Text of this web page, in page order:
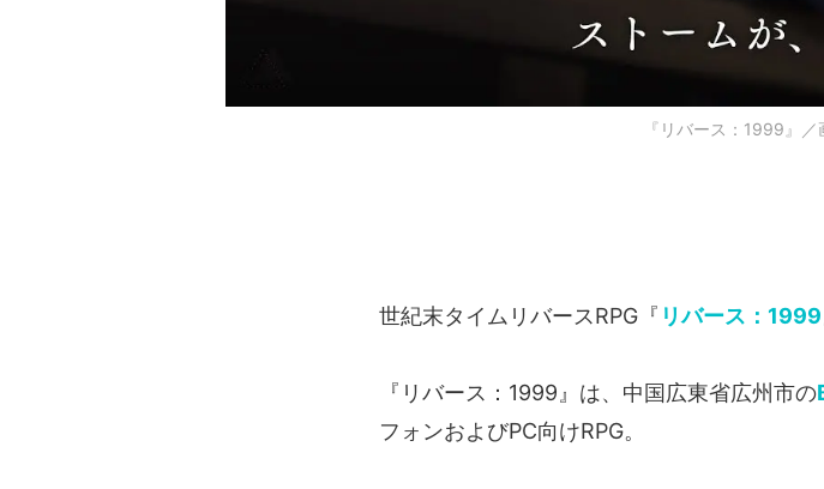
『リバース：1999』／
世紀末タイムリバースRPG『 リバース：1999
『リバース：1999』は、中国広東省広州市の
フォンおよびPC向けRPG。